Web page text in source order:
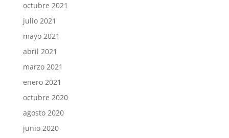
octubre 2021
julio 2021
mayo 2021
abril 2021
marzo 2021
enero 2021
octubre 2020
agosto 2020
junio 2020